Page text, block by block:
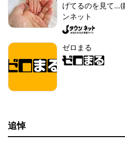
げてるのを見て
ンネット
ゼロまる
追悼